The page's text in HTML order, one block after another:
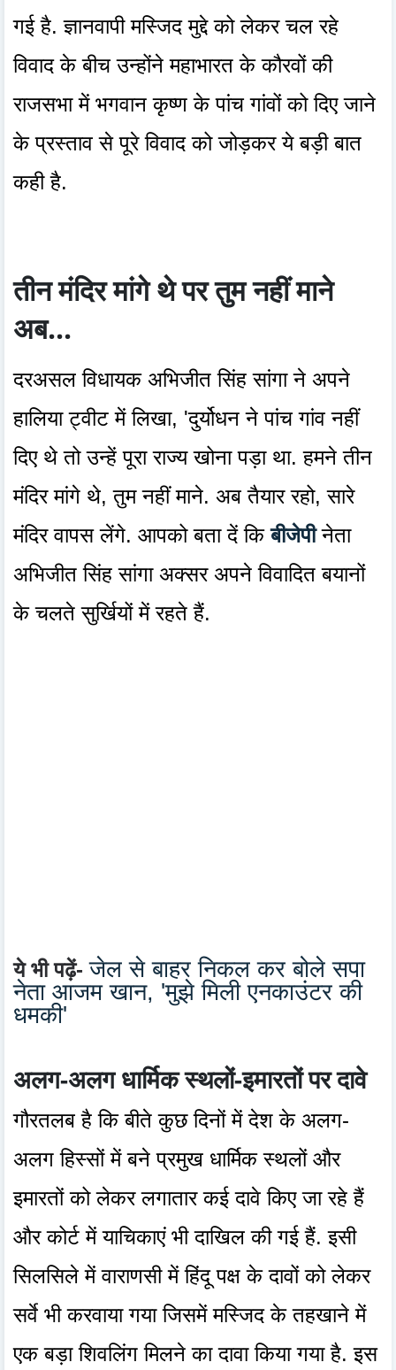
गई है. ज्ञानवापी मस्जिद मुद्दे को लेकर चल रहे
विवाद के बीच उन्होंने महाभारत के कौरवों की
राजसभा में भगवान कृष्ण के पांच गांवों को दिए जाने
के प्रस्ताव से पूरे विवाद को जोड़कर ये बड़ी बात
कही है.
तीन मंदिर मांगे थे पर तुम नहीं माने
अब...
दरअसल विधायक अभिजीत सिंह सांगा ने अपने
हालिया ट्वीट में लिखा, 'दुर्योधन ने पांच गांव नहीं
दिए थे तो उन्हें पूरा राज्य खोना पड़ा था. हमने तीन
मंदिर मांगे थे, तुम नहीं माने. अब तैयार रहो, सारे
मंदिर वापस लेंगे. आपको बता दें किबीजेपीनेता
अभिजीत सिंह सांगा अक्सर अपने विवादित बयानों
के चलते सुर्खियों में रहते हैं.
ये भी पढ़ें-जेल से बाहर निकल कर बोले सपा
नेता आजम खान, 'मुझे मिली एनकाउंटर की
धमकी'
अलग-अलग धार्मिक स्थलों-इमारतों पर दावे
गौरतलब है कि बीते कुछ दिनों में देश के अलग-
अलग हिस्सों में बने प्रमुख धार्मिक स्थलों और
इमारतों को लेकर लगातार कई दावे किए जा रहे हैं
और कोर्ट में याचिकाएं भी दाखिल की गई हैं. इसी
सिलसिले में वाराणसी में हिंदू पक्ष के दावों को लेकर
सर्वे भी करवाया गया जिसमें मस्जिद के तहखाने में
एक बड़ा शिवलिंग मिलने का दावा किया गया है. इस